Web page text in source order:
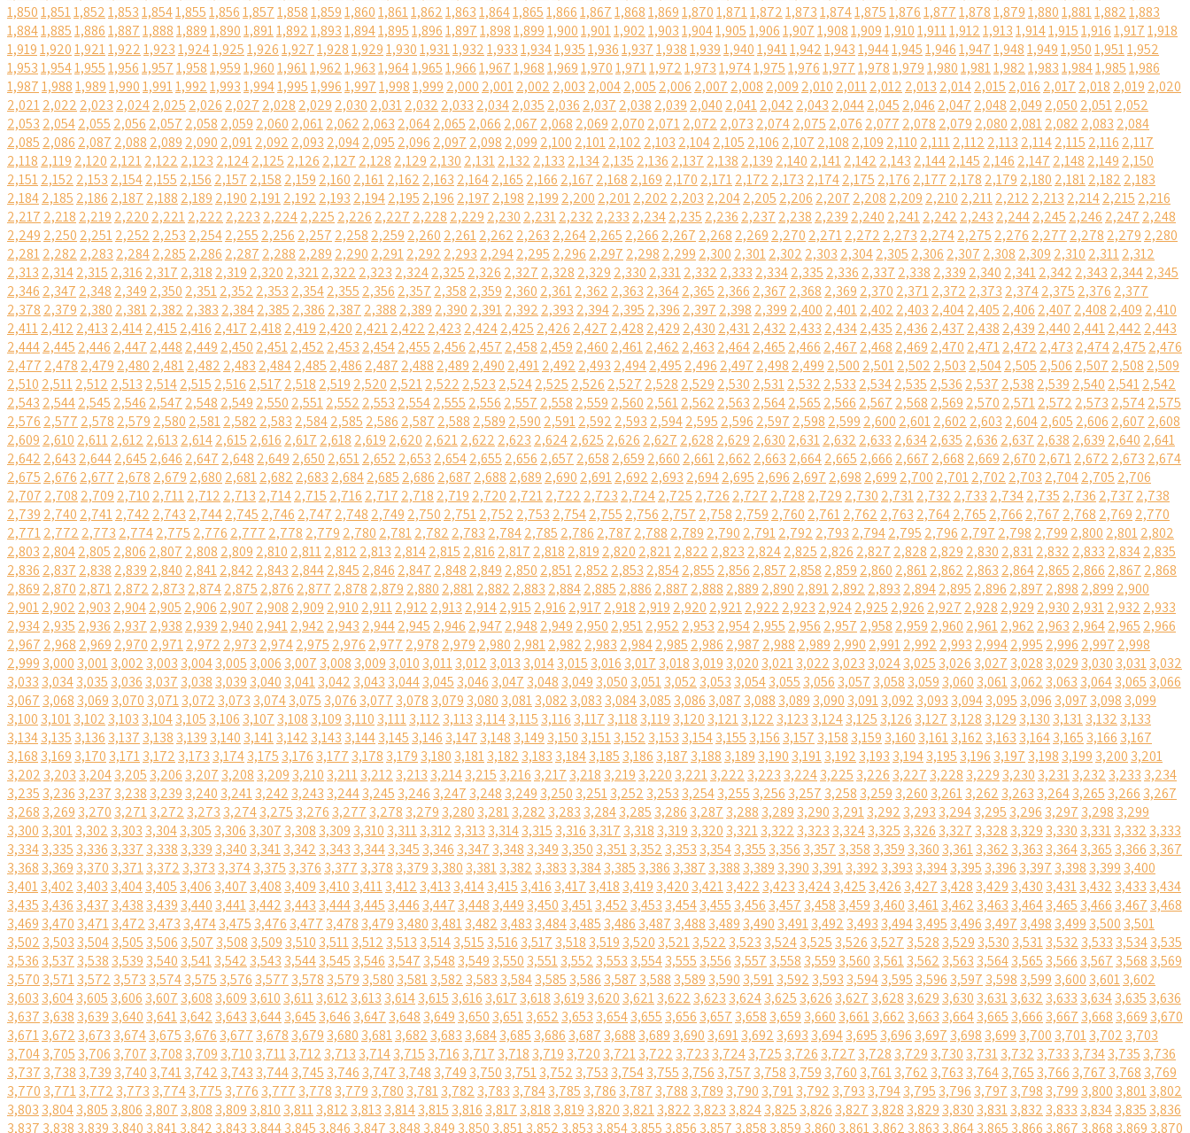
1,8501,8511,8521,8531,8541,8551,8561,8571,8581,8591,8601,8611,8621,8631,8641,8651,8661,8671,8681,8691,8701,8711,8721,8731,8741,8751,8761,8771,8781,8791,8801,8811,8821,883
1,8841,8851,8861,8871,8881,8891,8901,8911,8921,8931,8941,8951,8961,8971,8981,8991,9001,9011,9021,9031,9041,9051,9061,9071,9081,9091,9101,9111,9121,9131,9141,9151,9161,9171,918
1,9191,9201,9211,9221,9231,9241,9251,9261,9271,9281,9291,9301,9311,9321,9331,9341,9351,9361,9371,9381,9391,9401,9411,9421,9431,9441,9451,9461,9471,9481,9491,9501,9511,952
1,9531,9541,9551,9561,9571,9581,9591,9601,9611,9621,9631,9641,9651,9661,9671,9681,9691,9701,9711,9721,9731,9741,9751,9761,9771,9781,9791,9801,9811,9821,9831,9841,9851,986
1,9871,9881,9891,9901,9911,9921,9931,9941,9951,9961,9971,9981,999 2,000 2,0012,002 2,003 2,0042,005 2,006 2,007 2,008 2,009 2,010 2,0112,012 2,013 2,0142,015 2,016 2,017 2,018 2,019 2,020
2,0212,022 2,023 2,0242,025 2,026 2,027 2,028 2,029 2,030 2,0312,032 2,033 2,0342,035 2,036 2,037 2,038 2,039 2,040 2,0412,042 2,043 2,0442,045 2,046 2,047 2,048 2,049 2,050 2,0512,052
2,053 2,0542,055 2,056 2,057 2,058 2,059 2,060 2,0612,062 2,063 2,0642,065 2,066 2,067 2,068 2,069 2,070 2,0712,072 2,073 2,0742,075 2,076 2,077 2,078 2,079 2,080 2,0812,082 2,083 2,084
2,085 2,086 2,087 2,088 2,089 2,090 2,0912,092 2,093 2,0942,095 2,096 2,097 2,098 2,099 2,100 2,1012,102 2,103 2,1042,105 2,106 2,107 2,108 2,109 2,110 2,1112,112 2,113 2,1142,115 2,116 2,117
2,118 2,119 2,120 2,1212,122 2,123 2,1242,125 2,126 2,127 2,128 2,129 2,130 2,1312,132 2,133 2,1342,135 2,136 2,137 2,138 2,139 2,140 2,1412,142 2,143 2,1442,145 2,146 2,147 2,148 2,149 2,150
2,1512,152 2,153 2,1542,155 2,156 2,157 2,158 2,159 2,160 2,1612,162 2,163 2,1642,165 2,166 2,167 2,168 2,169 2,170 2,1712,172 2,173 2,1742,175 2,176 2,177 2,178 2,179 2,180 2,1812,182 2,183
2,1842,185 2,186 2,187 2,188 2,189 2,190 2,1912,192 2,193 2,1942,195 2,196 2,197 2,198 2,199 2,200 2,2012,202 2,203 2,2042,205 2,206 2,207 2,208 2,209 2,210 2,2112,212 2,213 2,2142,215 2,216
2,217 2,218 2,219 2,220 2,2212,222 2,223 2,2242,225 2,226 2,227 2,228 2,229 2,230 2,2312,232 2,233 2,2342,235 2,236 2,237 2,238 2,239 2,240 2,2412,242 2,243 2,2442,245 2,246 2,247 2,248
2,249 2,250 2,2512,252 2,253 2,2542,255 2,256 2,257 2,258 2,259 2,260 2,2612,262 2,263 2,2642,265 2,266 2,267 2,268 2,269 2,270 2,2712,272 2,273 2,2742,275 2,276 2,277 2,278 2,279 2,280
2,2812,282 2,283 2,2842,285 2,286 2,287 2,288 2,289 2,290 2,2912,292 2,293 2,2942,295 2,296 2,297 2,298 2,299 2,300 2,3012,302 2,303 2,3042,305 2,306 2,307 2,308 2,309 2,310 2,3112,312
2,313 2,3142,315 2,316 2,317 2,318 2,319 2,320 2,3212,322 2,323 2,3242,325 2,326 2,327 2,328 2,329 2,330 2,3312,332 2,333 2,3342,335 2,336 2,337 2,338 2,339 2,340 2,3412,342 2,343 2,3442,345
2,346 2,347 2,348 2,349 2,350 2,3512,352 2,353 2,3542,355 2,356 2,357 2,358 2,359 2,360 2,3612,362 2,363 2,3642,365 2,366 2,367 2,368 2,369 2,370 2,3712,372 2,373 2,3742,375 2,376 2,377
2,378 2,379 2,380 2,3812,382 2,383 2,3842,385 2,386 2,387 2,388 2,389 2,390 2,3912,392 2,393 2,3942,395 2,396 2,397 2,398 2,399 2,400 2,4012,402 2,403 2,4042,405 2,406 2,407 2,408 2,409 2,410
2,4112,412 2,413 2,4142,415 2,416 2,417 2,418 2,419 2,420 2,4212,422 2,423 2,4242,425 2,426 2,427 2,428 2,429 2,430 2,4312,432 2,433 2,4342,435 2,436 2,437 2,438 2,439 2,440 2,4412,442 2,443
2,4442,445 2,446 2,447 2,448 2,449 2,450 2,4512,452 2,453 2,4542,455 2,456 2,457 2,458 2,459 2,460 2,4612,462 2,463 2,4642,465 2,466 2,467 2,468 2,469 2,470 2,4712,472 2,473 2,4742,475 2,476
2,477 2,478 2,479 2,480 2,4812,482 2,483 2,4842,485 2,486 2,487 2,488 2,489 2,490 2,4912,492 2,493 2,4942,495 2,496 2,497 2,498 2,499 2,500 2,5012,502 2,503 2,5042,505 2,506 2,507 2,508 2,509
2,510 2,5112,512 2,513 2,5142,515 2,516 2,517 2,518 2,519 2,520 2,5212,522 2,523 2,5242,525 2,526 2,527 2,528 2,529 2,530 2,5312,532 2,533 2,5342,535 2,536 2,537 2,538 2,539 2,540 2,5412,542
2,543 2,5442,545 2,546 2,547 2,548 2,549 2,550 2,5512,552 2,553 2,5542,555 2,556 2,557 2,558 2,559 2,560 2,5612,562 2,563 2,5642,565 2,566 2,567 2,568 2,569 2,570 2,5712,572 2,573 2,5742,575
2,576 2,577 2,578 2,579 2,580 2,5812,582 2,583 2,5842,585 2,586 2,587 2,588 2,589 2,590 2,5912,592 2,593 2,5942,595 2,596 2,597 2,598 2,599 2,600 2,6012,602 2,603 2,6042,605 2,606 2,607 2,608
2,609 2,610 2,6112,612 2,613 2,6142,615 2,616 2,617 2,618 2,619 2,620 2,6212,622 2,623 2,6242,625 2,626 2,627 2,628 2,629 2,630 2,6312,632 2,633 2,6342,635 2,636 2,637 2,638 2,639 2,640 2,641
2,642 2,643 2,6442,645 2,646 2,647 2,648 2,649 2,650 2,6512,652 2,653 2,6542,655 2,656 2,657 2,658 2,659 2,660 2,6612,662 2,663 2,6642,665 2,666 2,667 2,668 2,669 2,670 2,6712,672 2,673 2,674
2,675 2,676 2,677 2,678 2,679 2,680 2,6812,682 2,683 2,6842,685 2,686 2,687 2,688 2,689 2,690 2,6912,692 2,693 2,6942,695 2,696 2,697 2,698 2,699 2,700 2,7012,702 2,703 2,7042,705 2,706
2,707 2,708 2,709 2,710 2,7112,712 2,713 2,7142,715 2,716 2,717 2,718 2,719 2,720 2,7212,722 2,723 2,7242,725 2,726 2,727 2,728 2,729 2,730 2,7312,732 2,733 2,7342,735 2,736 2,737 2,738
2,739 2,740 2,7412,742 2,743 2,7442,745 2,746 2,747 2,748 2,749 2,750 2,7512,752 2,753 2,7542,755 2,756 2,757 2,758 2,759 2,760 2,7612,762 2,763 2,7642,765 2,766 2,767 2,768 2,769 2,770
2,7712,772 2,773 2,7742,775 2,776 2,777 2,778 2,779 2,780 2,7812,782 2,783 2,7842,785 2,786 2,787 2,788 2,789 2,790 2,7912,792 2,793 2,7942,795 2,796 2,797 2,798 2,799 2,800 2,8012,802
2,803 2,8042,805 2,806 2,807 2,808 2,809 2,810 2,8112,812 2,813 2,8142,815 2,816 2,817 2,818 2,819 2,820 2,8212,822 2,823 2,8242,825 2,826 2,827 2,828 2,829 2,830 2,8312,832 2,833 2,8342,835
2,836 2,837 2,838 2,839 2,840 2,8412,842 2,843 2,8442,845 2,846 2,847 2,848 2,849 2,850 2,8512,852 2,853 2,8542,855 2,856 2,857 2,858 2,859 2,860 2,8612,862 2,863 2,8642,865 2,866 2,867 2,868
2,869 2,870 2,8712,872 2,873 2,8742,875 2,876 2,877 2,878 2,879 2,880 2,8812,882 2,883 2,8842,885 2,886 2,887 2,888 2,889 2,890 2,8912,892 2,893 2,8942,895 2,896 2,897 2,898 2,899 2,900
2,9012,902 2,903 2,9042,905 2,906 2,907 2,908 2,909 2,910 2,9112,912 2,913 2,9142,915 2,916 2,917 2,918 2,919 2,920 2,9212,922 2,923 2,9242,925 2,926 2,927 2,928 2,929 2,930 2,9312,932 2,933
2,9342,935 2,936 2,937 2,938 2,939 2,940 2,9412,942 2,943 2,9442,945 2,946 2,947 2,948 2,949 2,950 2,9512,952 2,953 2,9542,955 2,956 2,957 2,958 2,959 2,960 2,9612,962 2,963 2,9642,965 2,966
2,967 2,968 2,969 2,970 2,9712,972 2,973 2,9742,975 2,976 2,977 2,978 2,979 2,980 2,9812,982 2,983 2,9842,985 2,986 2,987 2,988 2,989 2,990 2,9912,992 2,993 2,9942,995 2,996 2,997 2,998
2,999 3,000 3,0013,002 3,003 3,0043,005 3,006 3,007 3,008 3,009 3,010 3,0113,012 3,013 3,0143,015 3,016 3,017 3,018 3,019 3,020 3,0213,022 3,023 3,0243,025 3,026 3,027 3,028 3,029 3,030 3,0313,032
3,033 3,0343,035 3,036 3,037 3,038 3,039 3,040 3,0413,042 3,043 3,0443,045 3,046 3,047 3,048 3,049 3,050 3,0513,052 3,053 3,0543,055 3,056 3,057 3,058 3,059 3,060 3,0613,062 3,063 3,0643,065 3,066
3,067 3,068 3,069 3,070 3,0713,072 3,073 3,0743,075 3,076 3,077 3,078 3,079 3,080 3,0813,082 3,083 3,0843,085 3,086 3,087 3,088 3,089 3,090 3,0913,092 3,093 3,0943,095 3,096 3,097 3,098 3,099
3,100 3,1013,102 3,103 3,1043,105 3,106 3,107 3,108 3,109 3,110 3,1113,112 3,113 3,1143,115 3,116 3,117 3,118 3,119 3,120 3,1213,122 3,123 3,1243,125 3,126 3,127 3,128 3,129 3,130 3,1313,132 3,133
3,1343,135 3,136 3,137 3,138 3,139 3,140 3,1413,142 3,143 3,1443,145 3,146 3,147 3,148 3,149 3,150 3,1513,152 3,153 3,1543,155 3,156 3,157 3,158 3,159 3,160 3,1613,162 3,163 3,1643,165 3,166 3,167
3,168 3,169 3,170 3,1713,172 3,173 3,1743,175 3,176 3,177 3,178 3,179 3,180 3,1813,182 3,183 3,1843,185 3,186 3,187 3,188 3,189 3,190 3,1913,192 3,193 3,1943,195 3,196 3,197 3,198 3,199 3,200 3,201
3,202 3,203 3,2043,205 3,206 3,207 3,208 3,209 3,210 3,2113,212 3,213 3,2143,215 3,216 3,217 3,218 3,219 3,220 3,2213,222 3,223 3,2243,225 3,226 3,227 3,228 3,229 3,230 3,2313,232 3,233 3,234
3,235 3,236 3,237 3,238 3,239 3,240 3,2413,242 3,243 3,2443,245 3,246 3,247 3,248 3,249 3,250 3,2513,252 3,253 3,2543,255 3,256 3,257 3,258 3,259 3,260 3,2613,262 3,263 3,2643,265 3,266 3,267
3,268 3,269 3,270 3,2713,272 3,273 3,2743,275 3,276 3,277 3,278 3,279 3,280 3,2813,282 3,283 3,2843,285 3,286 3,287 3,288 3,289 3,290 3,2913,292 3,293 3,2943,295 3,296 3,297 3,298 3,299
3,300 3,3013,302 3,303 3,3043,305 3,306 3,307 3,308 3,309 3,310 3,3113,312 3,313 3,3143,315 3,316 3,317 3,318 3,319 3,320 3,3213,322 3,323 3,3243,325 3,326 3,327 3,328 3,329 3,330 3,3313,332 3,333
3,3343,335 3,336 3,337 3,338 3,339 3,340 3,3413,342 3,343 3,3443,345 3,346 3,347 3,348 3,349 3,350 3,3513,352 3,353 3,3543,355 3,356 3,357 3,358 3,359 3,360 3,3613,362 3,363 3,3643,365 3,366 3,367
3,368 3,369 3,370 3,3713,372 3,373 3,3743,375 3,376 3,377 3,378 3,379 3,380 3,3813,382 3,383 3,3843,385 3,386 3,387 3,388 3,389 3,390 3,3913,392 3,393 3,3943,395 3,396 3,397 3,398 3,399 3,400
3,4013,402 3,403 3,4043,405 3,406 3,407 3,408 3,409 3,410 3,4113,412 3,413 3,4143,415 3,416 3,417 3,418 3,419 3,420 3,4213,422 3,423 3,4243,425 3,426 3,427 3,428 3,429 3,430 3,4313,432 3,433 3,434
3,435 3,436 3,437 3,438 3,439 3,440 3,4413,442 3,443 3,4443,445 3,446 3,447 3,448 3,449 3,450 3,4513,452 3,453 3,4543,455 3,456 3,457 3,458 3,459 3,460 3,4613,462 3,463 3,4643,465 3,466 3,467 3,468
3,469 3,470 3,4713,472 3,473 3,4743,475 3,476 3,477 3,478 3,479 3,480 3,4813,482 3,483 3,4843,485 3,486 3,487 3,488 3,489 3,490 3,4913,492 3,493 3,4943,495 3,496 3,497 3,498 3,499 3,500 3,501
3,502 3,503 3,5043,505 3,506 3,507 3,508 3,509 3,510 3,5113,512 3,513 3,5143,515 3,516 3,517 3,518 3,519 3,520 3,5213,522 3,523 3,5243,525 3,526 3,527 3,528 3,529 3,530 3,5313,532 3,533 3,5343,535
3,536 3,537 3,538 3,539 3,540 3,5413,542 3,543 3,5443,545 3,546 3,547 3,548 3,549 3,550 3,5513,552 3,553 3,5543,555 3,556 3,557 3,558 3,559 3,560 3,5613,562 3,563 3,5643,565 3,566 3,567 3,568 3,569
3,570 3,5713,572 3,573 3,5743,575 3,576 3,577 3,578 3,579 3,580 3,5813,582 3,583 3,5843,585 3,586 3,587 3,588 3,589 3,590 3,5913,592 3,593 3,5943,595 3,596 3,597 3,598 3,599 3,600 3,6013,602
3,603 3,6043,605 3,606 3,607 3,608 3,609 3,610 3,6113,612 3,613 3,6143,615 3,616 3,617 3,618 3,619 3,620 3,6213,622 3,623 3,6243,625 3,626 3,627 3,628 3,629 3,630 3,6313,632 3,633 3,6343,635 3,636
3,637 3,638 3,639 3,640 3,6413,642 3,643 3,6443,645 3,646 3,647 3,648 3,649 3,650 3,6513,652 3,653 3,6543,655 3,656 3,657 3,658 3,659 3,660 3,6613,662 3,663 3,6643,665 3,666 3,667 3,668 3,669 3,670
3,6713,672 3,673 3,6743,675 3,676 3,677 3,678 3,679 3,680 3,6813,682 3,683 3,6843,685 3,686 3,687 3,688 3,689 3,690 3,6913,692 3,693 3,6943,695 3,696 3,697 3,698 3,699 3,700 3,7013,702 3,703
3,7043,705 3,706 3,707 3,708 3,709 3,710 3,7113,712 3,713 3,7143,715 3,716 3,717 3,718 3,719 3,720 3,7213,722 3,723 3,7243,725 3,726 3,727 3,728 3,729 3,730 3,7313,732 3,733 3,7343,735 3,736
3,737 3,738 3,739 3,740 3,7413,742 3,743 3,7443,745 3,746 3,747 3,748 3,749 3,750 3,7513,752 3,753 3,7543,755 3,756 3,757 3,758 3,759 3,760 3,7613,762 3,763 3,7643,765 3,766 3,767 3,768 3,769
3,770 3,7713,772 3,773 3,7743,775 3,776 3,777 3,778 3,779 3,780 3,7813,782 3,783 3,7843,785 3,786 3,787 3,788 3,789 3,790 3,7913,792 3,793 3,7943,795 3,796 3,797 3,798 3,799 3,800 3,8013,802
3,803 3,8043,805 3,806 3,807 3,808 3,809 3,810 3,8113,812 3,813 3,8143,815 3,816 3,817 3,818 3,819 3,820 3,8213,822 3,823 3,8243,825 3,826 3,827 3,828 3,829 3,830 3,8313,832 3,833 3,8343,835 3,836
3,837 3,838 3,839 3,840 3,8413,842 3,843 3,8443,845 3,846 3,847 3,848 3,849 3,850 3,8513,852 3,853 3,8543,855 3,856 3,857 3,858 3,859 3,860 3,8613,862 3,863 3,8643,865 3,866 3,867 3,868 3,869 3,870